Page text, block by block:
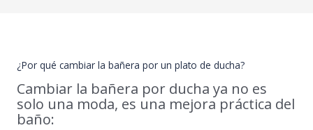
¿Por qué cambiar la bañera por un plato de ducha?
Cambiar la bañera por ducha ya no es
solo una moda, es una mejora práctica del
baño: